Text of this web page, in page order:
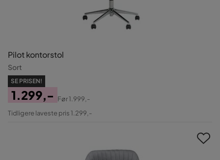
Pilot kontorstol
Sort
SE PRISEN!
Pris
1.299,-
Original
Før1.999,-
Tidligere laveste pris 1.299,-